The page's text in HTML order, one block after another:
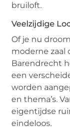
bruiloft.
Veelzijdige
Of je nu
moderne zaal
Barendrecht
een
worden
en thema’s.
eigentijdse
eindeloos.